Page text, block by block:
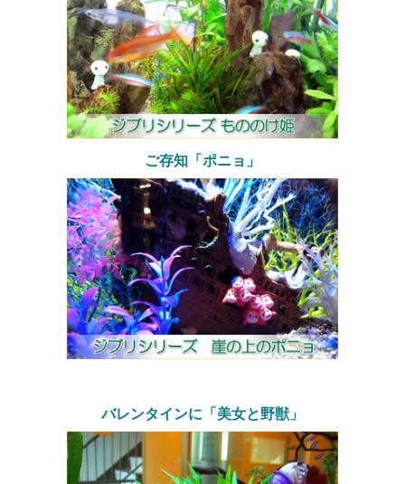
ご存知「ポニョ」
バレンタインに「美女と野獣」